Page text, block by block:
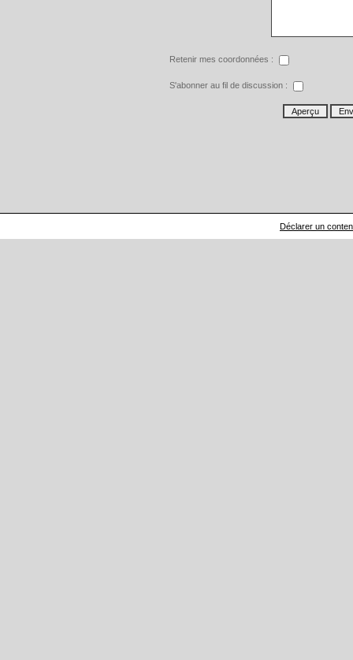
Retenir mes coordonnées :
S'abonner au fil de discussion :
Déclarer un